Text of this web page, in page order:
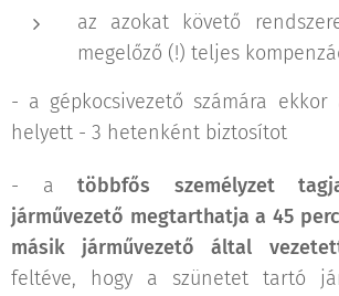
az azokat követő
megelőző (!) teljes
- a gépkocsivezető számára
helyett - 3 hetenként biztosítot
- atöbbfős személyzet
járművezető megtarthatja a 45
másik járművezető által
feltéve, hogy a szünetet tartó